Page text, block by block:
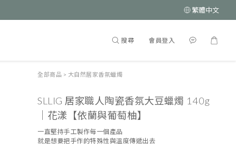
繁體中文
搜尋 會員登入
全部商品 > 大自然居家香氛蠟燭
SLLIG 居家職人陶瓷香氛大豆蠟燭 140g
｜花漾【依蘭與葡萄柚】
一直堅持手工製作每一個產品
就是想要把手作的特殊性與溫度傳遞出去